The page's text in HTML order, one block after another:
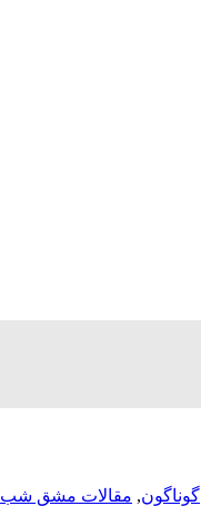
گوناگون, مقالات مشق شب